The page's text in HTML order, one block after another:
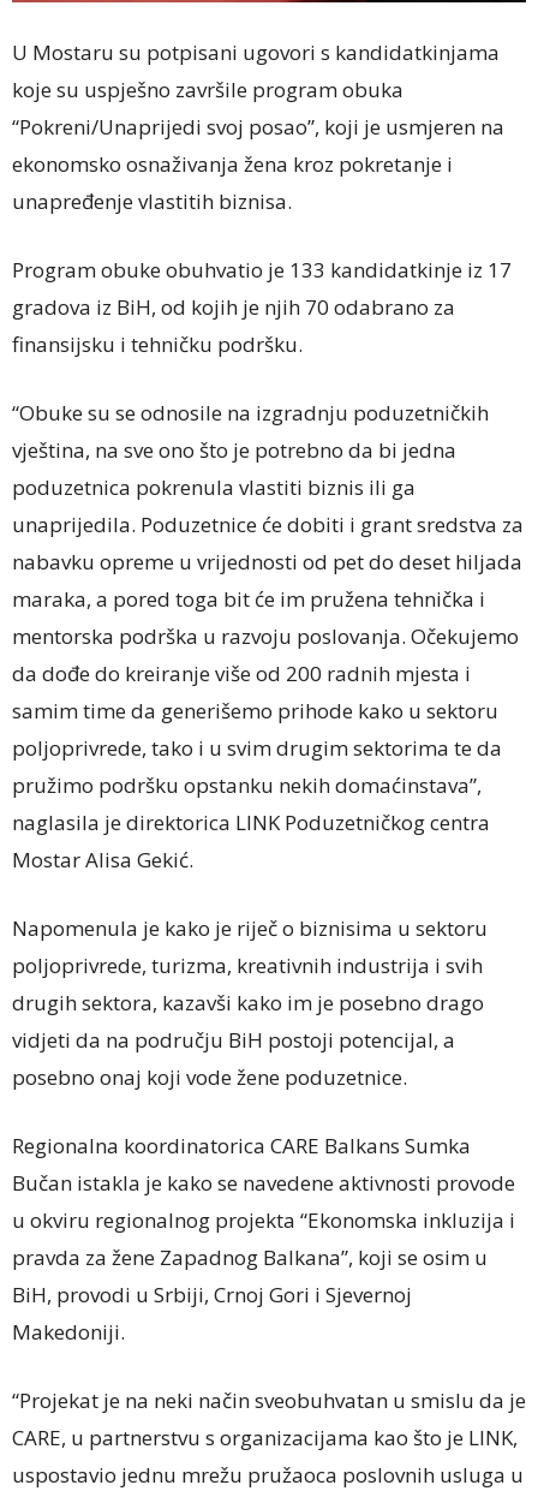
U Mostaru su potpisani ugovori s kandidatkinjama
koje su uspješno završile program obuka
“Pokreni/Unaprijedi svoj posao”, koji je usmjeren na
ekonomsko osnaživanja žena kroz pokretanje i
unapređenje vlastitih biznisa.
Program obuke obuhvatio je 133 kandidatkinje iz 17
gradova iz BiH, od kojih je njih 70 odabrano za
finansijsku i tehničku podršku.
“Obuke su se odnosile na izgradnju poduzetničkih
vještina, na sve ono što je potrebno da bi jedna
poduzetnica pokrenula vlastiti biznis ili ga
unaprijedila. Poduzetnice će dobiti i grant sredstva za
nabavku opreme u vrijednosti od pet do deset hiljada
maraka, a pored toga bit će im pružena tehnička i
mentorska podrška u razvoju poslovanja. Očekujemo
da dođe do kreiranje više od 200 radnih mjesta i
samim time da generišemo prihode kako u sektoru
poljoprivrede, tako i u svim drugim sektorima te da
pružimo podršku opstanku nekih domaćinstava”,
naglasila je direktorica LINK Poduzetničkog centra
Mostar Alisa Gekić.
Napomenula je kako je riječ o biznisima u sektoru
poljoprivrede, turizma, kreativnih industrija i svih
drugih sektora, kazavši kako im je posebno drago
vidjeti da na području BiH postoji potencijal, a
posebno onaj koji vode žene poduzetnice.
Regionalna koordinatorica CARE Balkans Sumka
Bučan istakla je kako se navedene aktivnosti provode
u okviru regionalnog projekta “Ekonomska inkluzija i
pravda za žene Zapadnog Balkana”, koji se osim u
BiH, provodi u Srbiji, Crnoj Gori i Sjevernoj
Makedoniji.
“Projekat je na neki način sveobuhvatan u smislu da je
CARE, u partnerstvu s organizacijama kao što je LINK,
uspostavio jednu mrežu pružaoca poslovnih usluga u